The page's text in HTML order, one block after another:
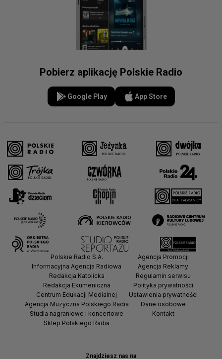
Pobierz aplikację Polskie Radio
Google Play App Store
Znajdziesz nas na
Polskie Radio S.A.
Informacyjna Agencja Radiowa
Redakcja Katolicka
Redakcja Ekumeniczna
Centrum Edukacji Medialnej
Agencja Muzyczna Polskiego Radia
Studia nagraniowe i koncertowe
Sklep Polskiego Radia
Agencja Promocji
Agencja Reklamy
Regulamin serwisu
Polityka prywatności
Ustawienia prywatności
Dane osobowe
Kontakt